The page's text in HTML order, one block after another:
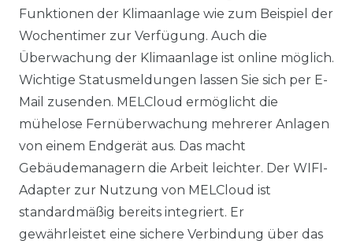
Funktionen der Klimaanlage wie zum Beispiel der
Wochentimer zur Verfügung. Auch die
Überwachung der Klimaanlage ist online möglich.
Wichtige Statusmeldungen lassen Sie sich per E-
Mail zusenden. MELCloud ermöglicht die
mühelose Fernüberwachung mehrerer Anlagen
von einem Endgerät aus. Das macht
Gebäudemanagern die Arbeit leichter. Der WIFI-
Adapter zur Nutzung von MELCloud ist
standardmäßig bereits integriert. Er
gewährleistet eine sichere Verbindung über das